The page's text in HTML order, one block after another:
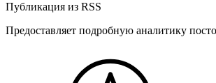
Публикация из RSS
Предоставляет подробную аналитику